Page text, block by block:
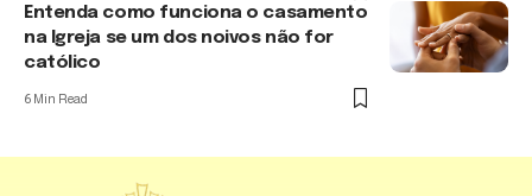
Entenda como funciona o casamento
na Igreja se um dos noivos não for
católico
6 Min Read